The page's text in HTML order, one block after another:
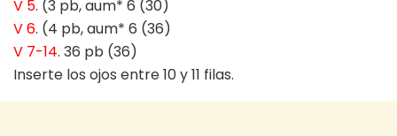
V 5. (3 pb, aum* 6 (30)
V 6. (4 pb, aum* 6 (36)
V 7-14. 36 pb (36)
Inserte los ojos entre 10 y 11 filas.